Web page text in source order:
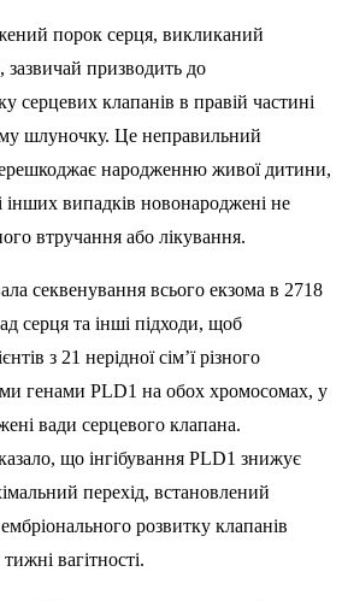
порок серця, викликаний
призводить до
серцевих клапанів в правій частині
шлуночку. Це неправильний
народженню живої дитини,
інших випадків новонароджені не
втручання або лікування.
секвенування всього екзома в 2718
серця та інші підходи, щоб
з 21 нерідної сім’ї різного
генами PLD1 на обох хромосомах, у
вади серцевого клапана.
що інгібування PLD1 знижує
перехід, встановлений
розвитку клапанів
вагітності.